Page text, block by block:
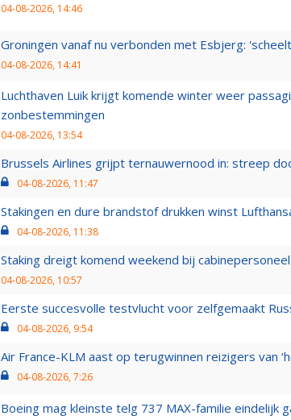
04-08-2026, 14:46
Groningen vanaf nu verbonden met Esbjerg:
04-08-2026, 14:41
Luchthaven Luik krijgt komende winter weer
zonbestemmingen
04-08-2026, 13:54
Brussels Airlines grijpt ternauwernood in: streep
04-08-2026, 11:47
Stakingen en dure brandstof drukken winst
04-08-2026, 11:38
Staking dreigt komend weekend bij
04-08-2026, 10:57
Eerste succesvolle testvlucht voor zelfgemaakt
04-08-2026, 9:54
Air France-KLM aast op terugwinnen reizigers van
04-08-2026, 7:26
Boeing mag kleinste telg 737 MAX-familie eindelijk